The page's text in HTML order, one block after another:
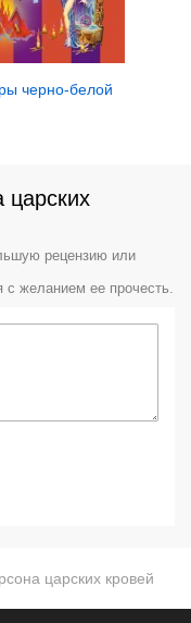
черно-белой
царских
рецензию или
желанием ее прочесть.
царских кровей